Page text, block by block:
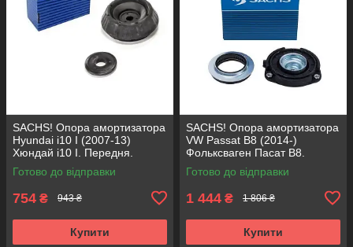
SACHS! Опора амортизатора
Hyundai i10 I (2007-13)
Хюндай i10 I. Передня.
SM5818 , 801063 , KB689.27 ,
VKDA88511
Готово до відправки
754 ₴ 943 ₴
Купити
SACHS! Опора амортизатора
VW Passat B8 (2014-)
Фольксваген Пасат B8.
Передня. 803024 , KB657.27 ,
VKDA35167
Готово до відправки
1 444 ₴ 1 806 ₴
Купити